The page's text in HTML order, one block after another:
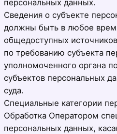
персональных данных.
Сведения о субъекте
должны быть в любое
общедоступных
по требованию субъекта
уполномоченного органа
субъектов персональных
суда.
Специальные категории
Обработка Оператором
персональных данных,